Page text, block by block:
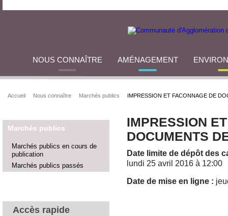
NOUS CONNAÎTRE AMÉNAGEMENT
Accueil Nous connaître Marchés publics IMPRESSION ET FACONNAGE DE
Marchés publics
Marchés publics en cours de
publication
Marchés publics passés
Accès rapide
IMPRESSION
DOCUMENTS
Date limite de dépôt des
lundi 25 avril 2016 à 12:00
Date de mise en ligne :